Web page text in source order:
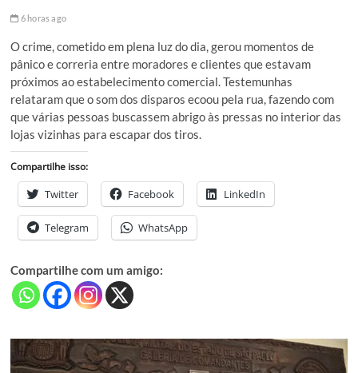
6 horas ago
O crime, cometido em plena luz do dia, gerou momentos de
pânico e correria entre moradores e clientes que estavam
próximos ao estabelecimento comercial. Testemunhas
relataram que o som dos disparos ecoou pela rua, fazendo com
que várias pessoas buscassem abrigo às pressas no interior das
lojas vizinhas para escapar dos tiros.
Compartilhe isso:
Twitter Facebook LinkedIn
Telegram WhatsApp
Compartilhe com um amigo: